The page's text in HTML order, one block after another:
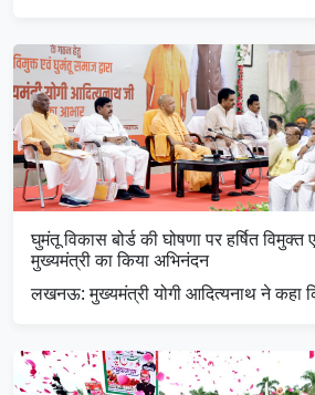
घुमंतू विकास बोर्ड की घोषणा पर हर्षित
मुख्यमंत्री का किया अभिनंदन
लखनऊ: मुख्यमंत्री योगी आदित्यनाथ ने